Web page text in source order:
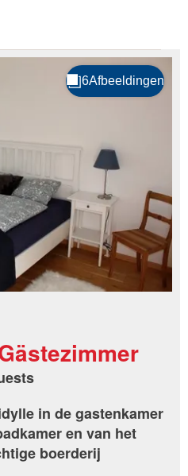
in de gastenkamer
en van het
boerderij